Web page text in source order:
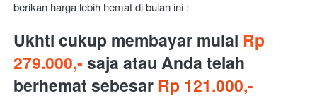
berikan harga lebih hemat di bulan ini :
Ukhti cukup membayar mulai Rp
279.000,- saja atau Anda telah
berhemat sebesar Rp 121.000,-